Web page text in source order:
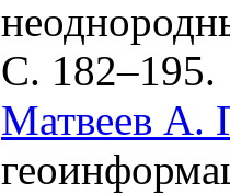
С. 182–195.
Матвеев А.